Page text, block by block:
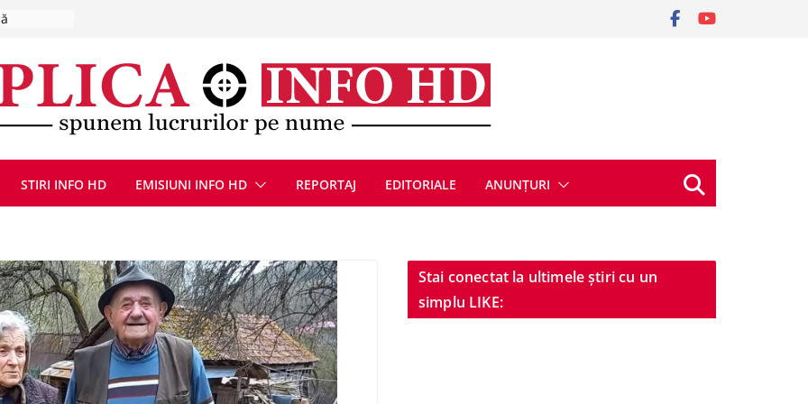
la Uricani.
parapet
din
STIRI INFO HD EMISIUNI INFO HD REPORTAJ EDITORIALE ANUNȚURI
Stai conectat la ultimele știri cu un
simplu LIKE: